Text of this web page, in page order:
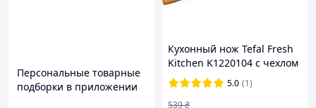
Персональные товарные
подборки в приложении
Кухонный нож Tefal Fresh
Kitchen K1220104 с чехлом
12 см
5.0 (1)
539₴